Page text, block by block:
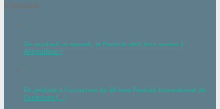
Podcasts
Ce vendredi et samedi, le Festival afrik’Arts revient à
Angoulême !
En prélude à l’ouverture du 68 ème Festival International de
Confolens [...]